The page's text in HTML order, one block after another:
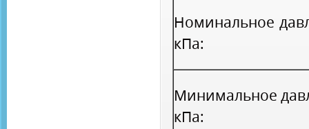
Номинальное
кПа:
Минимальное
кПа: